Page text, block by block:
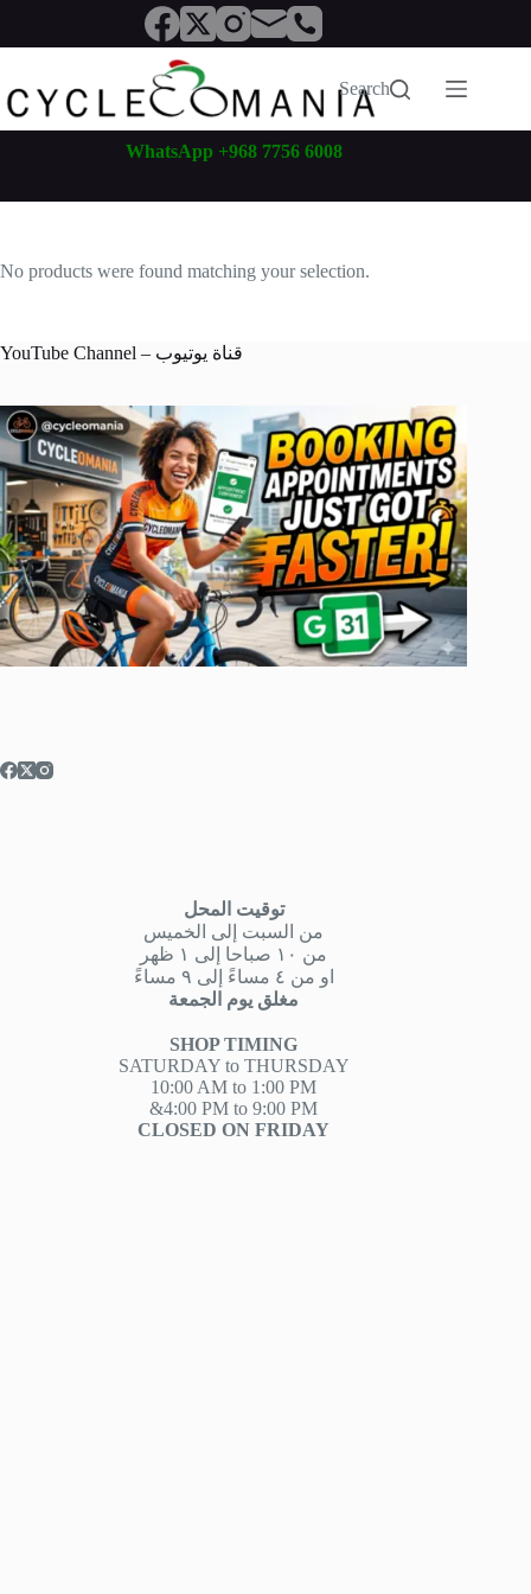
content
Search
WhatsApp +968 7756 6008
No products were found matching your selection.
YouTube Channel – قناة يوتيوب
توقيت المحل
من السبت إلى الخميس
من ١٠ صباحا إلى ١ ظهر
او من ٤ مساءً إلى ٩ مساءً
مغلق يوم الجمعة
SHOP TIMING
SATURDAY to THURSDAY
10:00 AM to 1:00 PM
&4:00 PM to 9:00 PM
CLOSED ON FRIDAY